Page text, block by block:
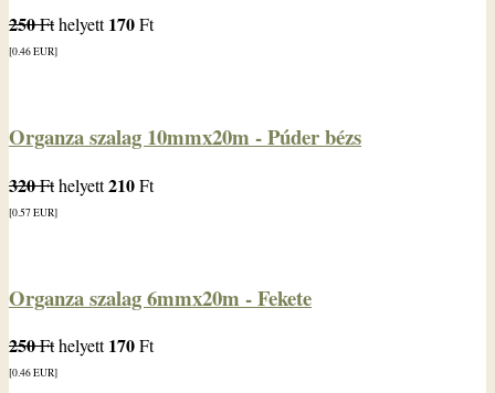
250Fthelyett170Ft
[0.46EUR]
Organza szalag 10mmx20m - Púder bézs
320Fthelyett210Ft
[0.57EUR]
Organza szalag 6mmx20m - Fekete
250Fthelyett170Ft
[0.46EUR]